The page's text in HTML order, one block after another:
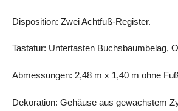
Disposition: Zwei Achtfuß-Register.
Tastatur: Untertasten Buchsbaumbelag,
Abmessungen: 2,48 m x 1,40 m ohne
Dekoration: Gehäuse aus gewachstem